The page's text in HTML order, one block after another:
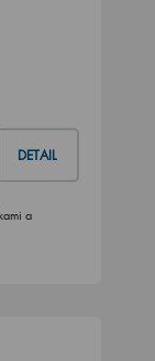
DETAIL
a